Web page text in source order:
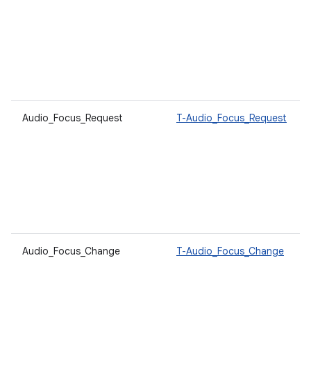
Audio_Focus_Request T-Audio_Focus_Request
Audio_Focus_Change T-Audio_Focus_Change